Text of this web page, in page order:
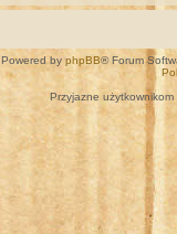
Powered by phpBB® Forum
Przyjazne